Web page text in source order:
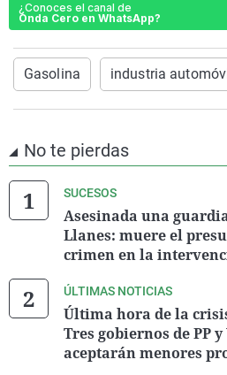
¿Conoces el canal de
Onda Cero en WhatsApp?
Gasolina industria
No te pierdas
SUCESOS
Asesinada una
Llanes: muere el
crimen en la
ÚLTIMAS NOTICIAS
Última hora de la
Tres gobiernos de PP
aceptarán menores